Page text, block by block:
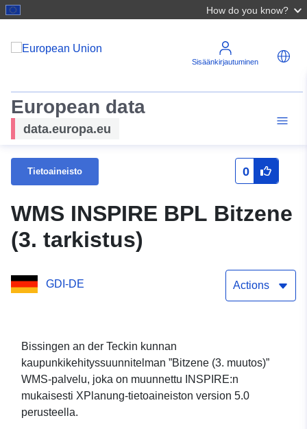
How do you know?
Sisäänkirjautuminen
European data
data.europa.eu
Tietoaineisto 0
WMS INSPIRE BPL Bitzene
(3. tarkistus)
GDI-DE Actions
Bissingen an der Teckin kunnan
kaupunkikehityssuunnitelman ”Bitzene (3. muutos)”
WMS-palvelu, joka on muunnettu INSPIRE:n
mukaisesti XPlanung-tietoaineiston version 5.0
perusteella.